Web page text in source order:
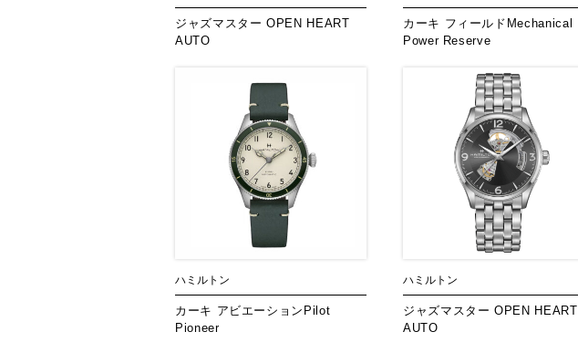
ジャズマスター OPEN HEART
AUTO
カーキ フィールドMechanical
Power Reserve
ハミルトン
カーキ アビエーションPilot
Pioneer
ハミルトン
ジャズマスター OPEN HEART
AUTO